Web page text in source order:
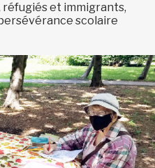
et immigrants,
scolaire